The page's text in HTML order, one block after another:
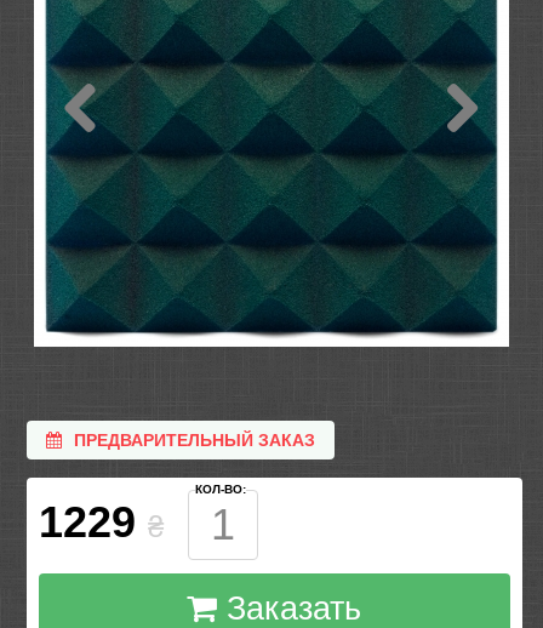
ПРЕДВАРИТЕЛЬНЫЙ ЗАКАЗ
1229 ₴
КОЛ-ВО:
Заказать